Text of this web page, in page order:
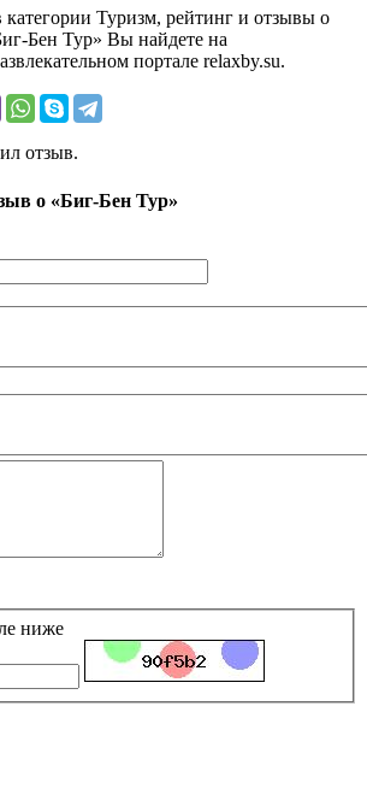
Туризм, рейтинг и отзывы о
Бен Тур» Вы найдете на
портале relaxby.su.
отзыв.
о «Биг-Бен Тур»
ниже